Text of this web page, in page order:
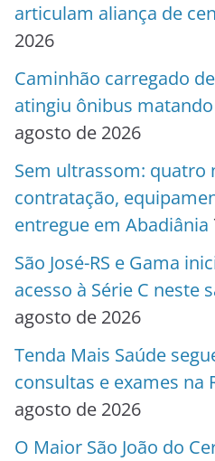
articulam aliança de
2026
Caminhão carregado
atingiu ônibus
agosto de 2026
Sem ultrassom: quatro
contratação,
entregue em Abadiânia
São José-RS e Gama
acesso à Série C neste
agosto de 2026
Tenda Mais Saúde
consultas e exames na
agosto de 2026
O Maior São João do